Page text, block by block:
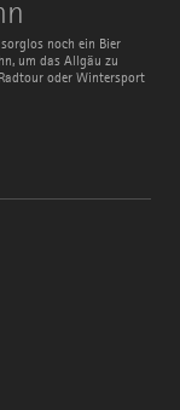
noch ein Bier
um das Allgäu zu
oder Wintersport